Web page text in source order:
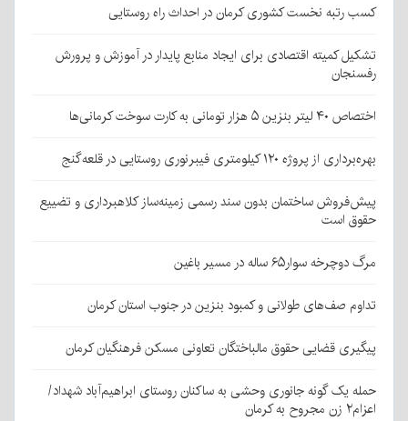
کسب رتبه نخست کشوری کرمان در احداث راه روستایی
تشکیل کمیته اقتصادی برای ایجاد منابع پایدار در آموزش و پرورش
رفسنجان
اختصاص ۴۰ لیتر بنزین ۵ هزار تومانی به کارت سوخت کرمانی‌ها
بهره‌برداری از پروژه ۱۲۰ کیلومتری فیبرنوری روستایی در قلعه‌گنج
پیش‌فروش ساختمان بدون سند رسمی زمینه‌ساز کلاهبرداری و تضییع
حقوق است
مرگ دوچرخه سوار۶۵ ساله در مسیر باغین
تداوم صف‌های طولانی و کمبود بنزین در جنوب استان کرمان
پیگیری قضایی حقوق مالباختگان تعاونی مسکن فرهنگیان کرمان
حمله یک گونه جانوری وحشی به ساکنان روستای ابراهیم‌آباد شهداد/
اعزام۲ زن مجروح به کرمان